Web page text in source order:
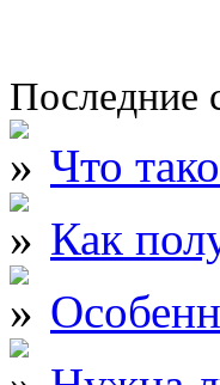
Последние
Что
Как